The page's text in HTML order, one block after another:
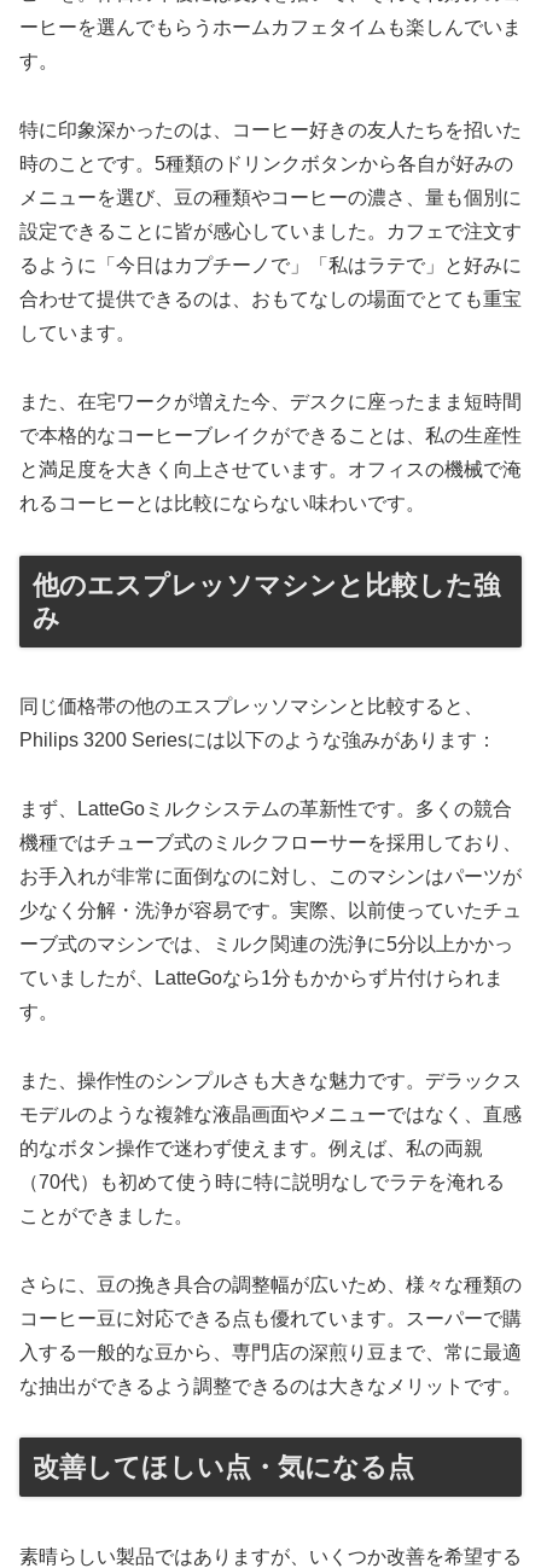
ーヒーを選んでもらうホームカフェタイムも楽しんでいま
す。
特に印象深かったのは、コーヒー好きの友人たちを招いた
時のことです。5種類のドリンクボタンから各自が好みの
メニューを選び、豆の種類やコーヒーの濃さ、量も個別に
設定できることに皆が感心していました。カフェで注文す
るように「今日はカプチーノで」「私はラテで」と好みに
合わせて提供できるのは、おもてなしの場面でとても重宝
しています。
また、在宅ワークが増えた今、デスクに座ったまま短時間
で本格的なコーヒーブレイクができることは、私の生産性
と満足度を大きく向上させています。オフィスの機械で淹
れるコーヒーとは比較にならない味わいです。
他のエスプレッソマシンと比較した強
み
同じ価格帯の他のエスプレッソマシンと比較すると、
Philips 3200 Seriesには以下のような強みがあります：
まず、LatteGoミルクシステムの革新性です。多くの競合
機種ではチューブ式のミルクフローサーを採用しており、
お手入れが非常に面倒なのに対し、このマシンはパーツが
少なく分解・洗浄が容易です。実際、以前使っていたチュ
ーブ式のマシンでは、ミルク関連の洗浄に5分以上かかっ
ていましたが、LatteGoなら1分もかからず片付けられま
す。
また、操作性のシンプルさも大きな魅力です。デラックス
モデルのような複雑な液晶画面やメニューではなく、直感
的なボタン操作で迷わず使えます。例えば、私の両親
（70代）も初めて使う時に特に説明なしでラテを淹れる
ことができました。
さらに、豆の挽き具合の調整幅が広いため、様々な種類の
コーヒー豆に対応できる点も優れています。スーパーで購
入する一般的な豆から、専門店の深煎り豆まで、常に最適
な抽出ができるよう調整できるのは大きなメリットです。
改善してほしい点・気になる点
素晴らしい製品ではありますが、いくつか改善を希望する